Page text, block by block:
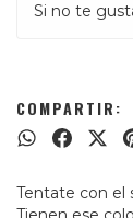
Si no te
COMPARTIR:
Tentate con el